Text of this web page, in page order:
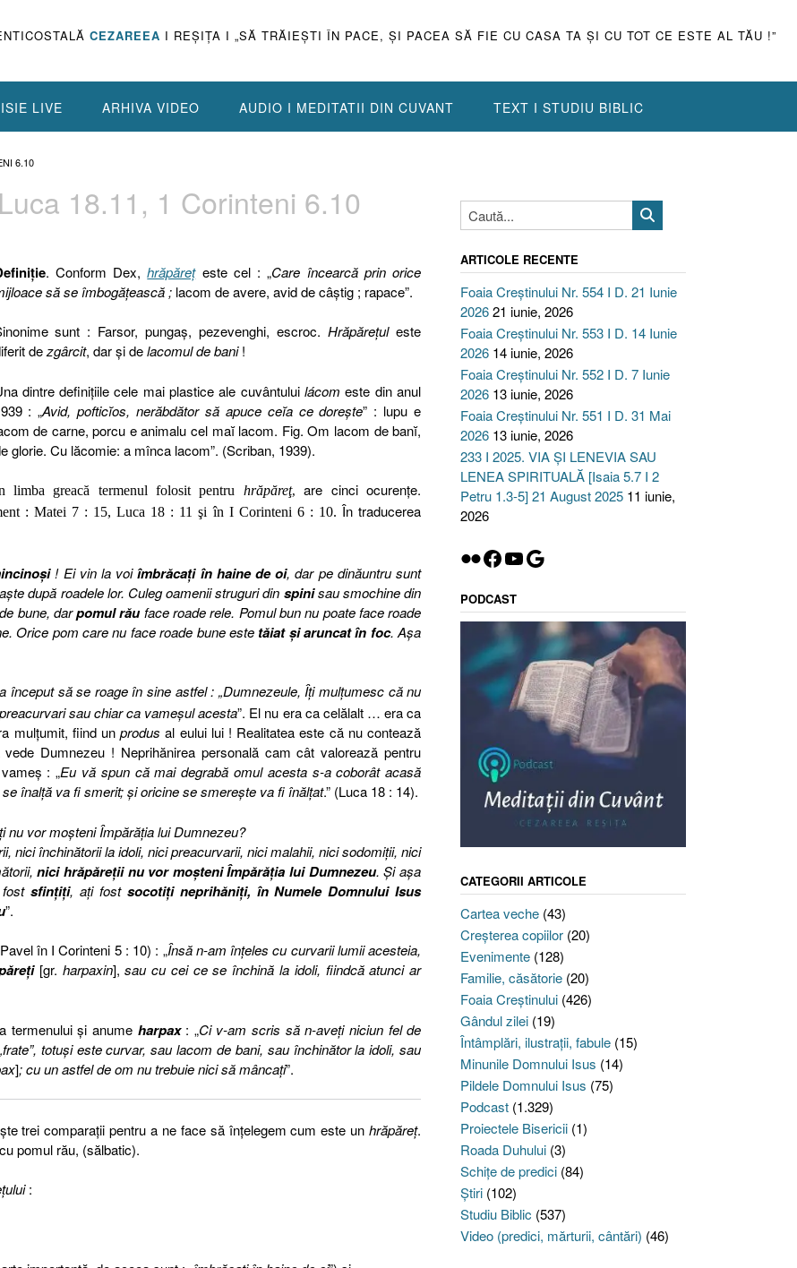
CEZAREEA I REŞIŢA I „SĂ TRĂIEŞTI ÎN PACE, ŞI PACEA SĂ FIE CU CASA TA ŞI CU TOT CE ESTE AL TĂU !”
LIVE ARHIVA VIDEO AUDIO I MEDITATII DIN CUVANT TEXT I STUDIU BIBLIC
6.10
18.11, 1 Corinteni 6.10
. Conform Dex,hrăpăreţeste cel : „Care încearcă prin orice
să se îmbogățească ;lacom de avere, avid de câștig ; rapace”.
sunt : Farsor, pungaş, pezevenghi, escroc.Hrăpăreţuleste
dezgârcit, dar şi delacomul de bani!
dintre definiţiile cele mai plastice ale cuvântuluilácom este din anul
: „Avid, pofticĭos, nerăbdător să apuce ceĭa ce dorește” : lupu e
de carne, porcu e animalu cel maĭ lacom. Fig. Om lacom de banĭ,
glorie. Cu lăcomie: a mînca lacom”. (Scriban, 1939).
limba greacă termenul folosit pentru hrăpăreţ,are cinci ocurenţe.
: Matei 7 : 15, Luca 18 : 11 şi în I Corinteni 6 : 10. În traducerea
! Ei vin la voiîmbrăcaţi în haine de oi, dar pe dinăuntru sunt
după roadele lor. Culeg oamenii struguri din spinisau smochine din
bune, darpomul răuface roade rele. Pomul bun nu poate face roade
Orice pom care nu face roade bune este tăiat şi aruncat în foc. Aşa
început să se roage în sine astfel : „Dumnezeule, Îţi mulţumesc că nu
sau chiar ca vameşul acesta”. El nu era ca celălalt … era ca
mulţumit, fiind unprodus al eului lui ! Realitatea este că nu contează
Dumnezeu ! Neprihănirea personală cam cât valorează pentru
: „Eu vă spun că mai degrabă omul acesta s-a coborât acasă
înalţă va fi smerit; şi oricine se smereşte va fi înălţat.” (Luca 18 : 14).
nu vor moşteni Împărăţia lui Dumnezeu?
nici închinătorii la idoli, nici preacurvarii, nici malahii, nici sodomiţii, nici
nici hrăpăreţii nu vor moşteni Împărăţia lui Dumnezeu. Şi aşa
fostsfinţiţi, aţi fost socotiţi neprihăniţi, în Numele Domnului Isus
”.
în I Corinteni 5 : 10) : „Însă n-am înţeles cu curvarii lumii acesteia,
[gr. harpaxin],sau cu cei ce se închină la idoli, fiindcă atunci ar
termenului şi anume harpax : „Ci v-am scris să n-aveţi niciun fel de
totuşi este curvar, sau lacom de bani, sau închinător la idoli, sau
]; cu un astfel de om nu trebuie nici să mâncaţi”.
trei comparaţii pentru a ne face să înţelegem cum este unhrăpăreţ.
pomul rău, (sălbatic).
:
ARTICOLE RECENTE
Foaia Creștinului Nr. 554 I D. 21 Iunie
202621 iunie, 2026
Foaia Creștinului Nr. 553 I D. 14 Iunie
2026 14 iunie, 2026
Foaia Creștinului Nr. 552 I D. 7 Iunie
2026 13 iunie, 2026
Foaia Creștinului Nr. 551 I D. 31 Mai
2026 13 iunie, 2026
233 I 2025. VIA ȘI LENEVIA SAU
LENEA SPIRITUALĂ [Isaia 5.7 I 2
Petru 1.3-5] 21 August 2025 11 iunie,
2026
Flickr
Facebook
YouTube
Google
PODCAST
CATEGORII ARTICOLE
Cartea veche(43)
Creşterea copiilor(20)
Evenimente(128)
Familie, căsătorie(20)
Foaia Creştinului(426)
Gândul zilei(19)
Întâmplări, ilustraţii, fabule(15)
Minunile Domnului Isus (14)
Pildele Domnului Isus (75)
Podcast(1.329)
Proiectele Bisericii(1)
Roada Duhului(3)
Schiţe de predici(84)
Ştiri(102)
Studiu Biblic (537)
Video (predici, mărturii, cântări) (46)